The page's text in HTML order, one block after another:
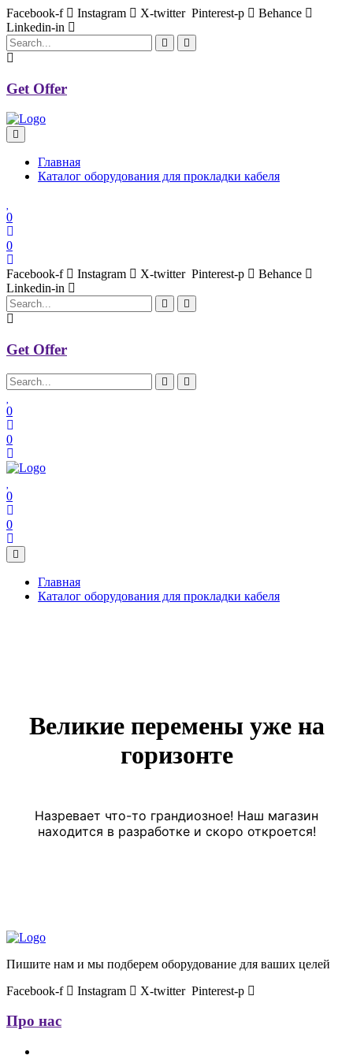
Facebook-f Instagram X-twitter Pinterest-p
Behance
Linkedin-in
Get Offer
Главная
Каталог оборудования для прокладки кабеля
0
0
Facebook-f Instagram X-twitter Pinterest-p
Behance
Linkedin-in
Get Offer
0
0
0
0
Главная
Каталог оборудования для прокладки кабеля
Великие перемены уже на
горизонте
Назревает что-то грандиозное! Наш магазин
находится в разработке и скоро откроется!
Пишите нам и мы подберем оборудование для ваших целей
Facebook-f
Instagram X-twitter Pinterest-p
Про нас